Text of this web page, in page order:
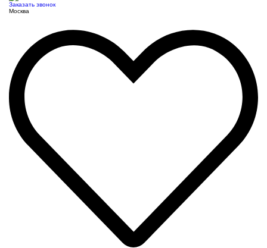
Заказать звонок
Москва